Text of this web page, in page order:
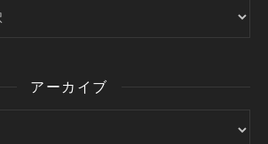
アーカイブ